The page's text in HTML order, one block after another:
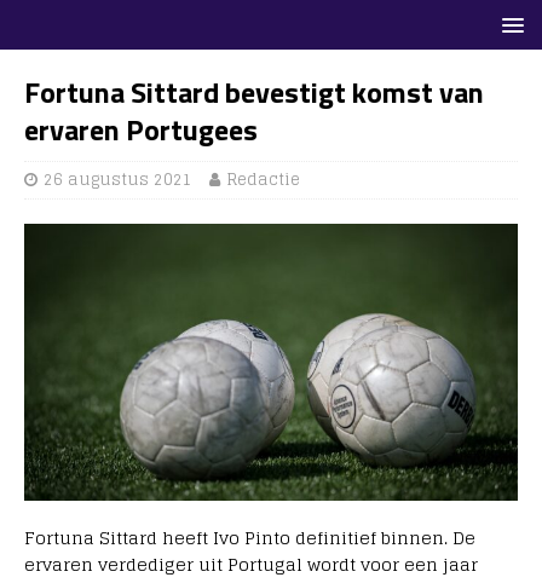
Fortuna Sittard bevestigt komst van
ervaren Portugees
26 augustus 2021 Redactie
Fortuna Sittard heeft Ivo Pinto definitief binnen. De
ervaren verdediger uit Portugal wordt voor een jaar